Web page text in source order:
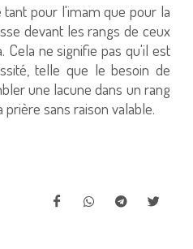
tant pour l'imam que pour la
devant les rangs de ceux
ne signifie pas qu'il est
telle que le besoin de
une lacune dans un rang
sans raison valable.